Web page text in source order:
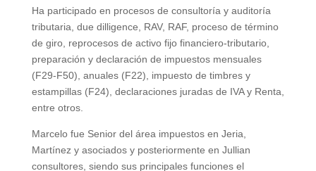
Ha participado en procesos de consultoría y auditoría
tributaria, due dilligence, RAV, RAF, proceso de término
de giro, reprocesos de activo fijo financiero-tributario,
preparación y declaración de impuestos mensuales
(F29-F50), anuales (F22), impuesto de timbres y
estampillas (F24), declaraciones juradas de IVA y Renta,
entre otros.
Marcelo fue Senior del área impuestos en Jeria,
Martínez y asociados y posteriormente en Jullian
consultores, siendo sus principales funciones el